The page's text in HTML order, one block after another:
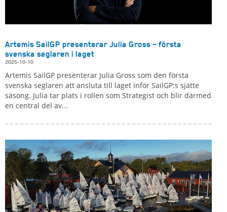
Artemis SailGP presenterar Julia Gross – första
svenska seglaren i laget
2025-10-10
Artemis SailGP presenterar Julia Gross som den första
svenska seglaren att ansluta till laget inför SailGP:s sjätte
säsong. Julia tar plats i rollen som Strategist och blir därmed
en central del av...